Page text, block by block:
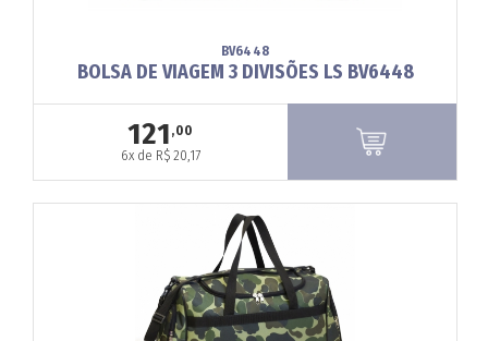
BV6448
BOLSA DE VIAGEM 3 DIVISÕES LS BV6448
121 ,00
6x de R$ 20,17